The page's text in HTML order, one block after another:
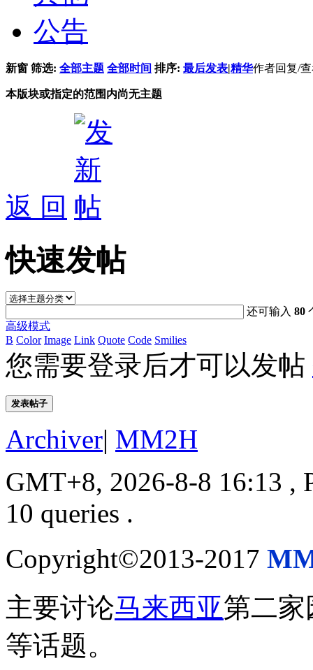
公告
新窗 筛选: 全部主题 全部时间 排序: 最后发表|精华作者回复/
本版块或指定的范围内尚无主题
返 回
快速发帖
还可输入80
高级模式
B Color Image Link Quote Code Smilies
您需要登录后才可以发帖
发表帖子
Archiver| MM2H
GMT+8, 2026-8-8 16:13 ,
10 queries .
Copyright©2013-2017
主要讨论马来西亚第二
等话题。